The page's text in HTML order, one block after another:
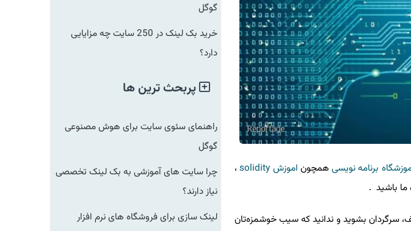
برنامه نویسیهمچوناموزشsolidity،
باشید .
بشوید و ندانید که سیب خوشمزه‌تان
گوگل
خرید بک لینک در 250 سایت چه مزایایی
دارد؟
پربحث ترین ها
راهنمای سئوی سایت برای هوش مصنوعی
گوگل
چرا سایت های آموزشی به بک لینک تخصصی
نیاز دارند؟
لینک سازی برای فروشگاه های نرم افزار